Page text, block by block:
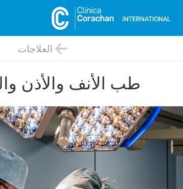
العلاجات
طب الأنف والأذن